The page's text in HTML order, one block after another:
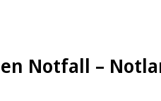
Notfall –